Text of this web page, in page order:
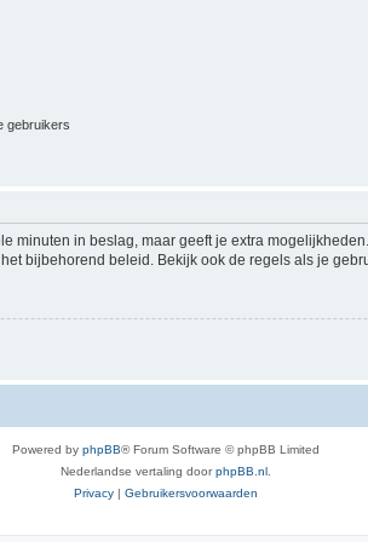
gebruikers
minuten in beslag, maar geeft je extra
bijbehorend beleid. Bekijk ook de regels als je
Powered by phpBB® Forum Software © phpBB Limited
Nederlandse vertaling doorphpBB.nl
Privacy | Gebruikersvoorwaarden